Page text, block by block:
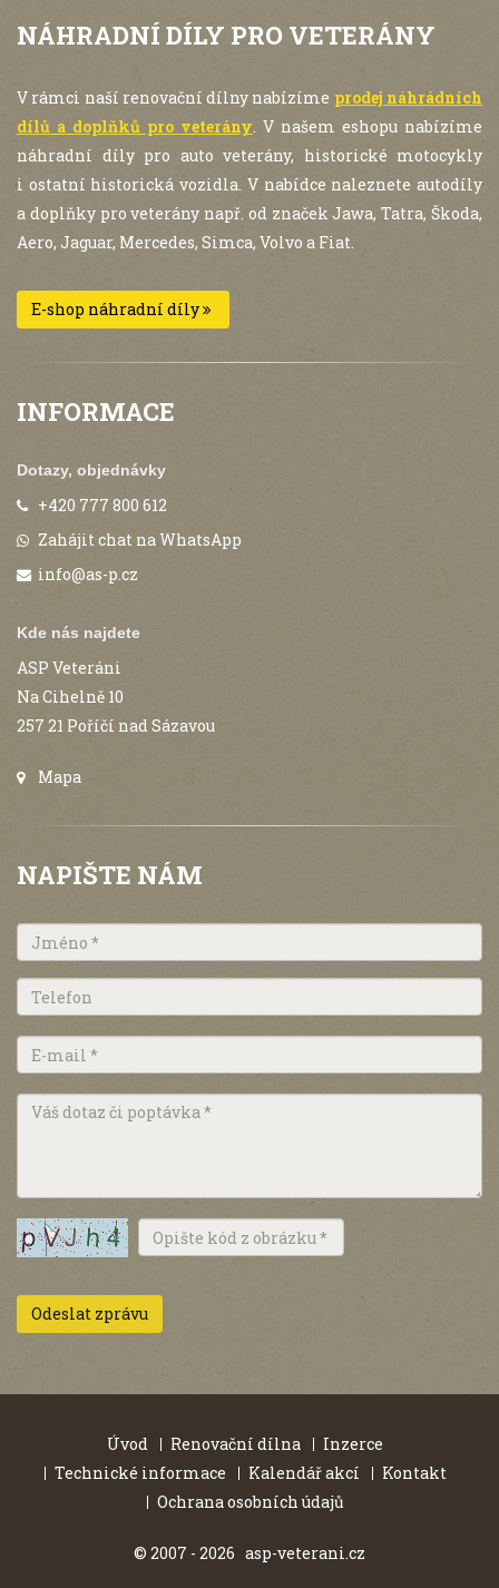
NÁHRADNÍ DÍLY PRO VETERÁNY
V rámci naší renovační dílny nabízíme prodej náhrádních
dílů a doplňků pro veterány. V našem eshopu nabízíme
náhradní díly pro auto veterány, historické motocykly
i ostatní historická vozidla. V nabídce naleznete autodíly
a doplňky pro veterány např. od značek Jawa, Tatra, Škoda,
Aero, Jaguar, Mercedes, Simca, Volvo a Fiat.
E-shop náhradní díly
INFORMACE
Dotazy, objednávky
+420 777 800 612
Zahájit chat na WhatsApp
info@as-p.cz
Kde nás najdete
ASP Veteráni
Na Cihelně 10
257 21 Poříčí nad Sázavou
Mapa
NAPIŠTE NÁM
Úvod Renovační dílna
Inzerce
Technické informace
Kalendář akcí
Kontakt
Ochrana osobních údajů
© 2007 - 2026 asp-veterani.cz